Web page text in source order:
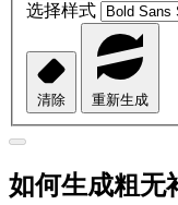
选择样式
清除 重新生成
如何生成粗无